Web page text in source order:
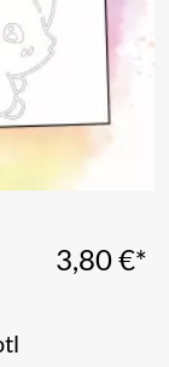
3,80€*